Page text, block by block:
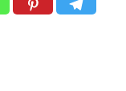
pregos enq